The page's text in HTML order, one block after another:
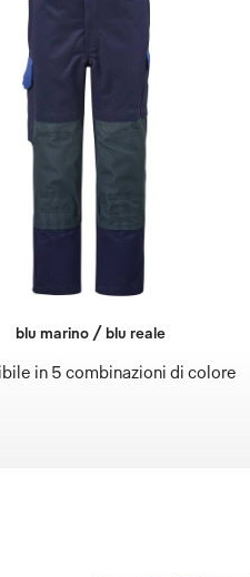
in 5 combinazioni di colore
blu marino / blu reale